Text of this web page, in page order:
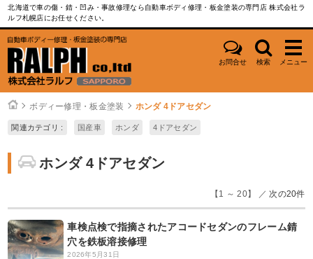
北海道で車の傷・錆・凹み・事故修理なら自動車ボディ修理・板金塗装の専門店 株式会社ラ
ルフ札幌店にお任せください。
お問合せ 検索 メニュー
ボディー修理・板金塗装 ホンダ 4ドアセダン
関連カテゴリ : 国産車 ホンダ 4ドアセダン
ホンダ 4ドアセダン
【1 ～ 20】 ／ 次の20件
車検点検で指摘されたアコードセダンのフレーム錆
穴を鉄板溶接修理
2026年5月31日